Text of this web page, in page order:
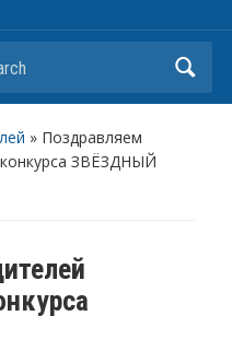
» Поздравляем
ЗВЁЗДНЫЙ